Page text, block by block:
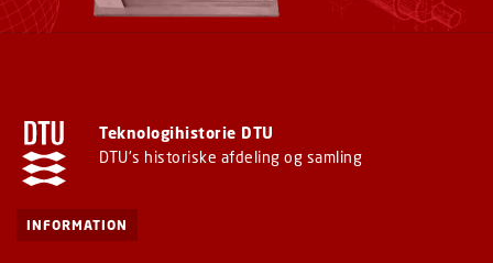
Teknologihistorie DTU
DTU's historiske afdeling og samling
INFORMATION